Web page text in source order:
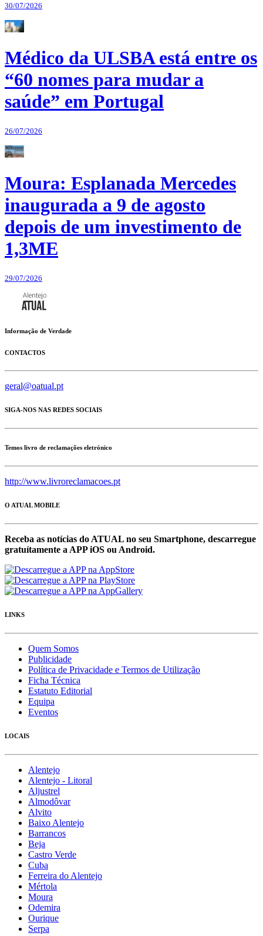
30/07/2026
Médico da ULSBA está entre os
“60 nomes para mudar a
saúde” em Portugal
26/07/2026
Moura: Esplanada Mercedes
inaugurada a 9 de agosto
depois de um investimento de
1,3ME
29/07/2026
Informação de Verdade
CONTACTOS
geral@oatual.pt
SIGA-NOS NAS REDES SOCIAIS
Temos livro de reclamações eletrónico
http://www.livroreclamacoes.pt
O ATUAL MOBILE
Receba as notícias do ATUAL no seu Smartphone, descarregue
gratuítamente a APP iOS ou Android.
LINKS
Quem Somos
Publicidade
Política de Privacidade e Termos de Utilização
Ficha Técnica
Estatuto Editorial
Equipa
Eventos
LOCAIS
Alentejo
Alentejo - Litoral
Aljustrel
Almodôvar
Alvito
Baixo Alentejo
Barrancos
Beja
Castro Verde
Cuba
Ferreira do Alentejo
Mértola
Moura
Odemira
Ourique
Serpa